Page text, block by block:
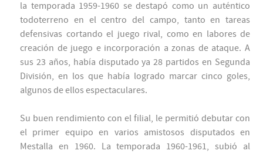
la temporada 1959-1960 se destapó como un auténtico
todoterreno en el centro del campo, tanto en tareas
defensivas cortando el juego rival, como en labores de
creación de juego e incorporación a zonas de ataque. A
sus 23 años, había disputado ya 28 partidos en Segunda
División, en los que había logrado marcar cinco goles,
algunos de ellos espectaculares.
Su buen rendimiento con el filial, le permitió debutar con
el primer equipo en varios amistosos disputados en
Mestalla en 1960. La temporada 1960-1961, subió al